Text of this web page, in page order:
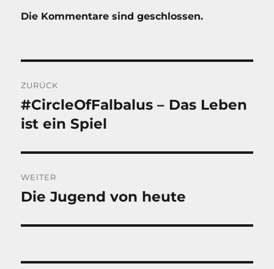
Die Kommentare sind geschlossen.
ZURÜCK
Vorheriger
Beitrag:
#CircleOfFalbalus – Das Leben
ist ein Spiel
WEITER
Nächster
Die Jugend von heute